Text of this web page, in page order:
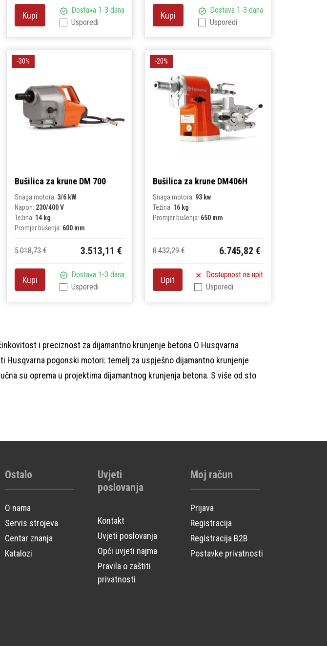
Kupi
Dostava 1-3 dana
Usporedi
Kupi
Dostava 1-3 dana
Usporedi
Bušilica za krune DM 700
Snaga motora: 3/6 kW
Napon: 230/400 V
Težina: 14 kg
Promjer bušenja: 600 mm
5.018,73 € 3.513,11 €
Kupi
Dostava 1-3 dana
Usporedi
-30%
Bušilica za krune DM406H
Snaga motora: 93 kw
Težina: 16 kg
Promjer bušenja: 650 mm
8.432,29 € 6.745,82 €
Upit
Dostupnost na upit
Usporedi
-20%
i preciznost za dijamantno krunjenje betona O Husqvarna
Husqvarna pogonski motori: temelj za uspješno dijamantno krunjenje
su oprema u projektima dijamantnog krunjenja betona. S više od sto
Ostalo
O nama
Servis strojeva
Centar znanja
Katalozi
Uvjeti
poslovanja
Kontakt
Uvjeti poslovanja
Opći uvjeti najma
Pravila o zaštiti
privatnosti
Moj račun
Prijava
Registracija
Registracija B2B
Postavke privatnosti